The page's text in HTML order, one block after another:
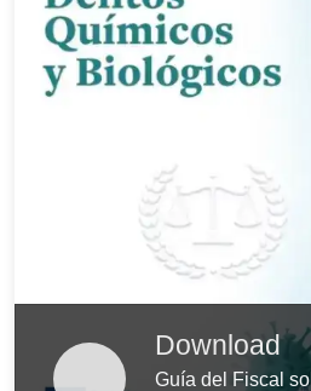
Download
Guía del Fiscal